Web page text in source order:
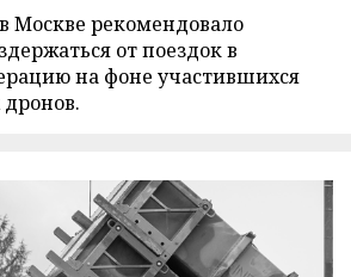
Москве рекомендовало
от поездок в
на фоне участившихся